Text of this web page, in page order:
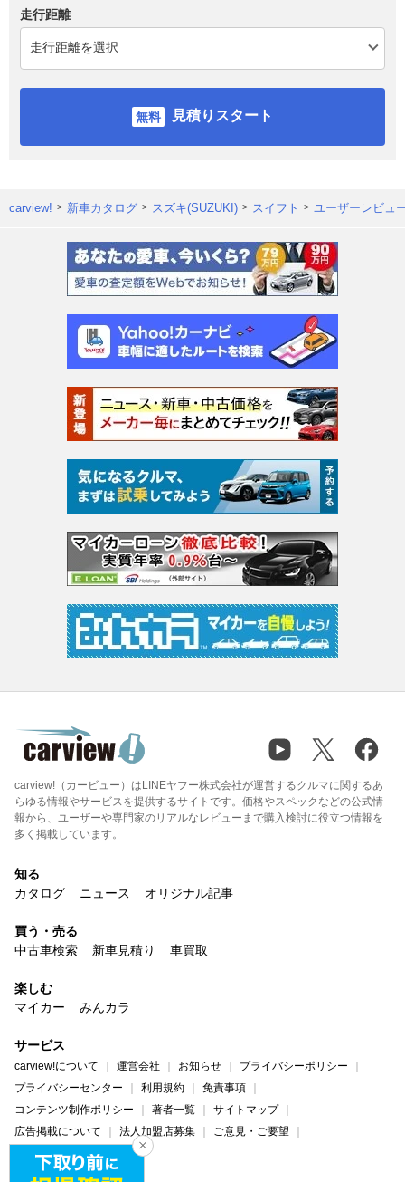
走行距離
見積りスタート
carview! 新車カタログ スズキ(SUZUKI) スイフト ユーザーレビュ
carview!（カービュー）はLINEヤフー株式会社が運営するクルマに関するあ
らゆる情報やサービスを提供するサイトです。価格やスペックなどの公式情
報から、ユーザーや専門家のリアルなレビューまで購入検討に役立つ情報を
多く掲載しています。
知る
カタログ
ニュース オリジナル記事
買う・売る
中古車検索
新車見積り 車買取
楽しむ
マイカー
みんカラ
サービス
carview!について 運営会社 お知らせ
プライバシーポリシー
プライバシーセンター
利用規約
免責事項
コンテンツ制作ポリシー
著者一覧
サイトマップ
広告掲載について
法人加盟店募集
ご意見・ご要望
ヘルプ・お問い合わせ